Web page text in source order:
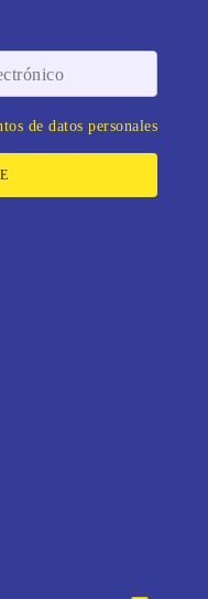
de datos personales